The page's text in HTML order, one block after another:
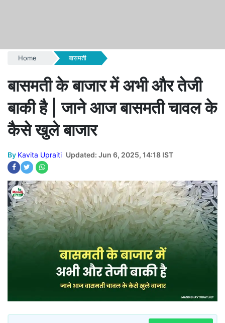
Home बासमती
बासमती के बाजार में अभी और तेजी
बाकी है | जाने आज बासमती चावल के
कैसे खुले बाजार
By Kavita Upraiti Updated: Jun 6, 2025, 14:18 IST